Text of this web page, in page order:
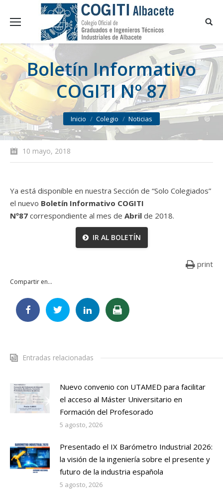
Boletín Informativo
COGITI Nº 87
You are here:
Inicio Colegio Noticias
10 mayo, 2018
Ya está disponible en nuestra Sección de “Solo Colegiados”
el nuevo Boletín Informativo COGITI
Nº87 correspondiente al mes de Abril de 2018.
IR AL BOLETÍN
print
Compartir en...
Entradas relacionadas
Nuevo convenio con UTAMED para facilitar
el acceso al Máster Universitario en
Formación del Profesorado
5 agosto, 2026
Presentado el IX Barómetro Industrial 2026:
la visión de la ingeniería sobre el presente y
futuro de la industria española
5 agosto, 2026